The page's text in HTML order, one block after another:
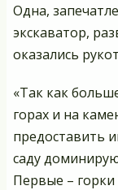
Одна,
экскаватор,
оказались
«Так как
горах и на
предоставить
саду
Первые –